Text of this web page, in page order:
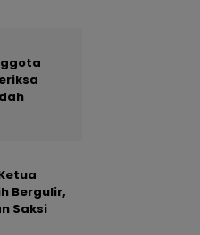
Bergulir,
Saksi